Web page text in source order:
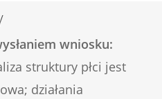
wniosku:
struktury płci jest
działania